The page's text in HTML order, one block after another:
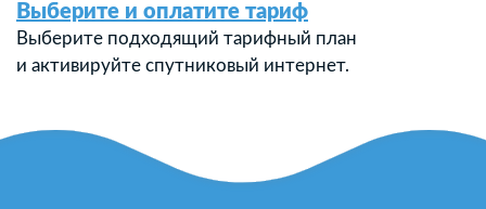
Выберите и оплатите тариф
Выберите подходящий тарифный план
и активируйте спутниковый интернет.